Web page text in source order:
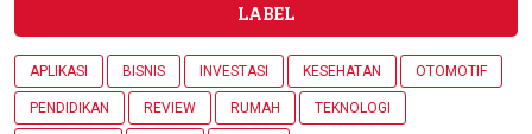
LABEL
APLIKASI BISNIS INVESTASI KESEHATAN OTOMOTIF
PENDIDIKAN REVIEW RUMAH TEKNOLOGI